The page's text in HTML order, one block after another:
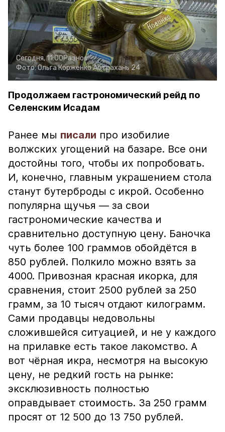
Сегодня, 11:00Разное
Фото:Ольга КорженкоАстрахань 24
Продолжаем гастрономический рейд по
Селенским Исадам
Ранее мы писали про изобилие
волжских угощений на базаре. Все они
достойны того, чтобы их попробовать.
И, конечно, главным украшением стола
станут бутерброды с икрой. Особенно
популярна щучья — за свои
гастрономические качества и
сравнительно доступную цену. Баночка
чуть более 100 граммов обойдётся в
850 рублей. Полкило можно взять за
4000. Привозная красная икорка, для
сравнения, стоит 2500 рублей за 250
грамм, за 10 тысяч отдают килограмм.
Сами продавцы недовольны
сложившейся ситуацией, и не у каждого
на прилавке есть такое лакомство. А
вот чёрная икра, несмотря на высокую
цену, не редкий гость на рынке:
эксклюзивность полностью
оправдывает стоимость. За 250 грамм
просят от 12 500 до 13 750 рублей.